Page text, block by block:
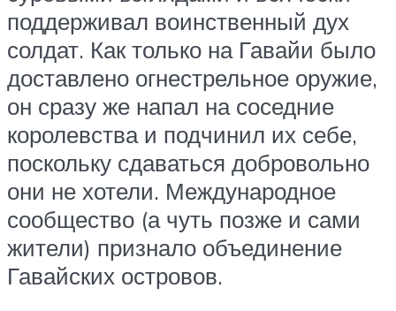
поддерживал воинственный дух
солдат. Как только на Гавайи было
доставлено огнестрельное оружие,
он сразу же напал на соседние
королевства и подчинил их себе,
поскольку сдаваться добровольно
они не хотели. Международное
сообщество (а чуть позже и сами
жители) признало объединение
Гавайских островов.